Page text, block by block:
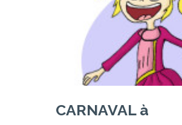
CARNAVAL à